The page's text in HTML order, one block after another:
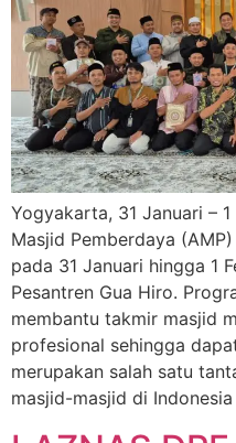
Yogyakarta, 31 Januari –
Masjid Pemberdaya
pada 31 Januari hingga 1
Pesantren Gua Hiro.
membantu takmir masjid
profesional sehingga
merupakan salah satu
masjid-masjid di